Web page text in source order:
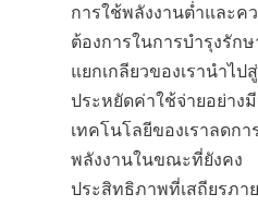
การใช้พลังงานต่ำและค
ต้องการในการบำรุงรัก
แยกเกลียวของเรานำไป
ประหยัดค่าใช้จ่ายอย่าง
เทคโนโลยีของเราลดกา
พลังงานในขณะที่ยังคง
ประสิทธิภาพที่เสถียรภา